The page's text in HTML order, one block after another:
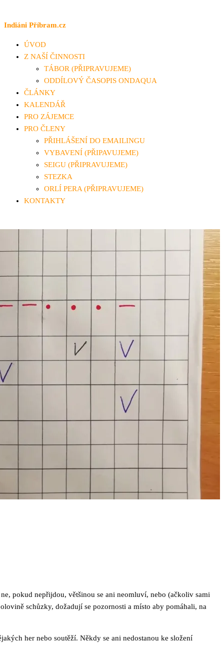
na
Indiáni Příbram.cz
ÚVOD
Z NAŠÍ ČINNOSTI
TÁBOR (PŘIPRAVUJEME)
ODDÍLOVÝ ČASOPIS ONDAQUA
ČLÁNKY
KALENDÁŘ
PRO ZÁJEMCE
PRO ČLENY
PŘIHLÁŠENÍ DO EMAILINGU
VYBAVENÍ (PŘIPAVUJEME)
SEIGU (PŘIPRAVUJEME)
STEZKA
ORLÍ PERA (PŘIPRAVUJEME)
KONTAKTY
pokud nepřijdou, většinou se ani neomluví, nebo (ačkoliv sami
schůzky, dožadují se pozornosti a místo aby pomáhali, na
her nebo soutěží. Někdy se ani nedostanou ke složení